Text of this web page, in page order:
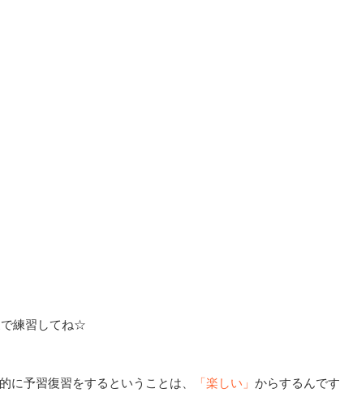
で練習してね☆
に予習復習をするということは、 「楽しい」 からするんです